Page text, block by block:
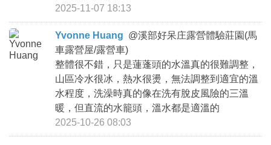
2025-11-07 18:13
Yvonne Huang @溪部好呆庄露營體驗莊園(馬
車露營屋/露營車)
整體很不錯，只是蓮蓬頭的水溫真的很難調整，
山區冷水很冰，熱水很燙，無法調整到適宜的溫
水程度，洗澡時真的像在洗有脫皮風險的三溫
暖，但直流的水籠頭，溫水都是適溫的
2025-10-26 08:03